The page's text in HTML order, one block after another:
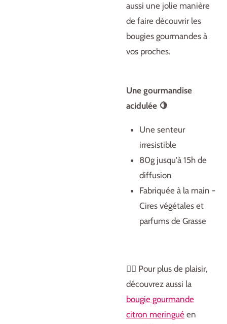
aussi une jolie manière
de faire découvrir les
bougies gourmandes à
vos proches.
Une gourmandise
acidulée 🍋
Une senteur
irresistible
80g jusqu'à 15h de
diffusion
Fabriquée à la main -
Cires végétales et
parfums de Grasse
👉🏻 Pour plus de plaisir,
découvrez aussi la
bougie gourmande
citron meringué en